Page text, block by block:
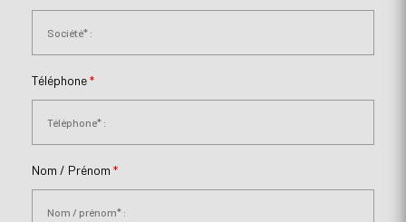
Téléphone*
Nom / Prénom *